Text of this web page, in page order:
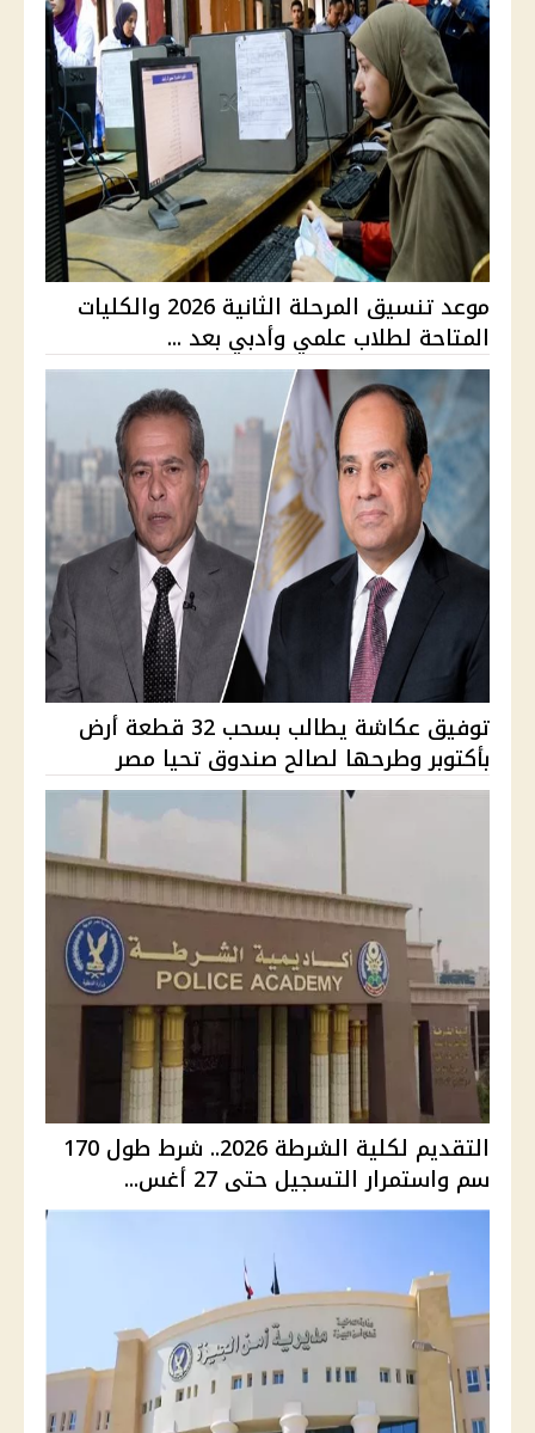
موعد تنسيق المرحلة الثانية 2026 والكليات
المتاحة لطلاب علمي وأدبي بعد ...
توفيق عكاشة يطالب بسحب 32 قطعة أرض
بأكتوبر وطرحها لصالح صندوق تحيا مصر
التقديم لكلية الشرطة 2026.. شرط طول 170
سم واستمرار التسجيل حتى 27 أغس...